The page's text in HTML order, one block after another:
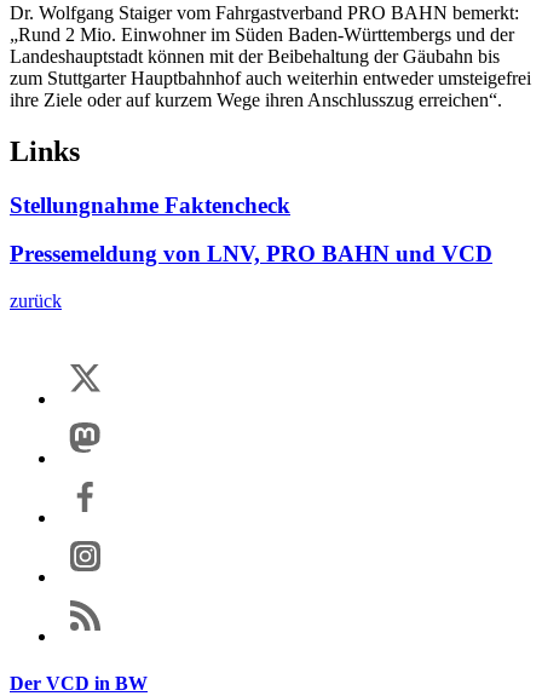
Dr. Wolfgang Staiger vom Fahrgastverband PRO BAHN bemerkt:
„Rund 2 Mio. Einwohner im Süden Baden-Württembergs und der
Landeshauptstadt können mit der Beibehaltung der Gäubahn bis
zum Stuttgarter Hauptbahnhof auch weiterhin entweder umsteigefrei
ihre Ziele oder auf kurzem Wege ihren Anschlusszug erreichen“.
Links
Stellungnahme Faktencheck
Pressemeldung von LNV, PRO BAHN und VCD
zurück
Der VCD in BW